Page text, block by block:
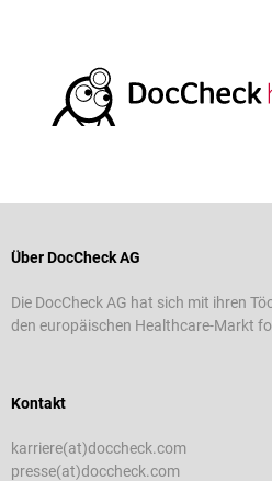
Über DocCheck AG
Die DocCheck AG hat sich mit ihren
den europäischen Healthcare-Markt
Kontakt
karriere(at)doccheck.com
presse(at)doccheck.com